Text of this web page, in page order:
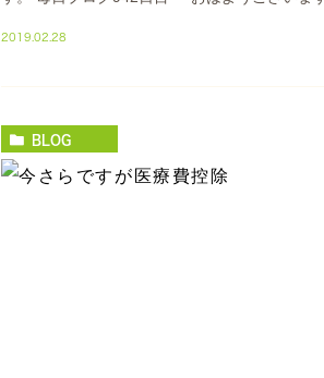
2019.02.28
BLOG